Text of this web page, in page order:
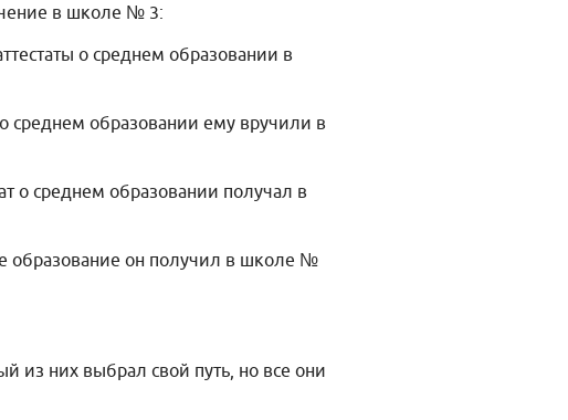
в школе № 3:
о среднем образовании в
среднем образовании ему вручили в
о среднем образовании получал в
образование он получил в школе №
из них выбрал свой путь, но все они